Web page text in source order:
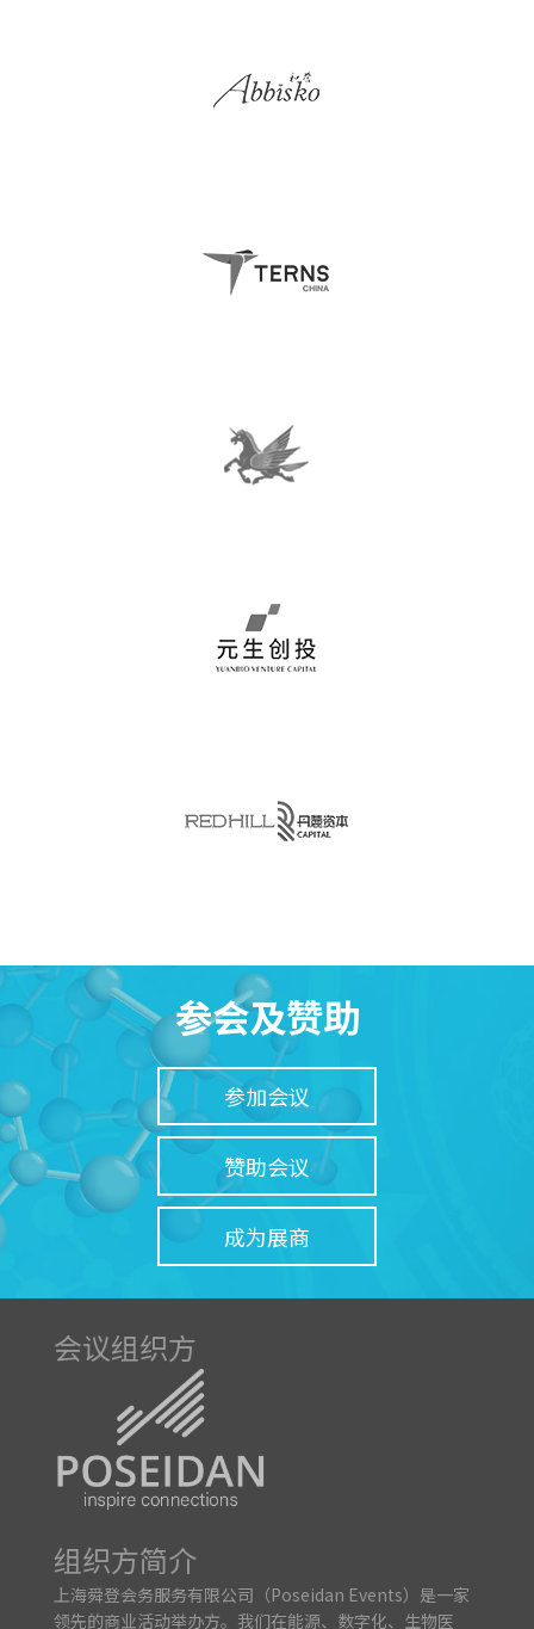
参会及赞助
参加会议
赞助会议
成为展商
会议组织方
组织方简介
上海舜登会务服务有限公司（Poseidan Events）是一家
领先的商业活动举办方。我们在能源、数字化、生物医